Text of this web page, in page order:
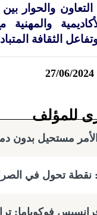
والحوار بين
الثقافة
للمؤلف
مستحيل بدون
تحول في
فوكوياما: